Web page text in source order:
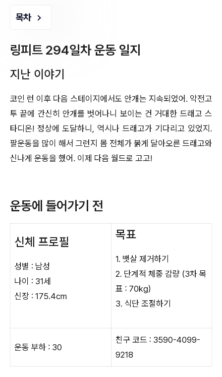
목차
링피트 294일차 운동 일지
지난 이야기
코인 런 이후 다음 스테이지에서도 안개는 지속되었어. 악전고
투 끝에 간신히 안개를 벗어나니 보이는 건 거대한 드래고 스
타디온! 정상에 도달하니, 역시나 드래고가 기다리고 있었지.
팔운동을 많이 해서 그런지 몸 전체가 붉게 달아오른 드래고와
신나게 운동을 했어. 이제 다음 월드로 고고!
운동에 들어가기 전
신체 프로필
성별 : 남성
나이 : 31세
신장 : 175.4cm
목표
1. 뱃살 제거하기
2. 단계적 체중 감량 (3차 목
표 : 70kg)
3. 식단 조절하기
운동 부하 : 30
친구 코드 : 3590-4099-
9218